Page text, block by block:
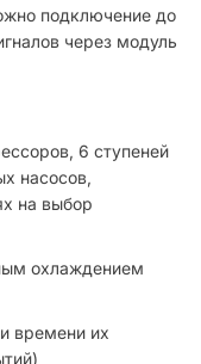
подключение до
через модуль
6 ступеней
насосов,
на выбор
охлаждением
времени их